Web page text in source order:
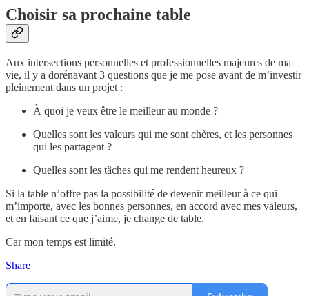
Choisir sa prochaine table
Aux intersections personnelles et professionnelles majeures de ma
vie, il y a dorénavant 3 questions que je me pose avant de m’investir
pleinement dans un projet :
À quoi je veux être le meilleur au monde ?
Quelles sont les valeurs qui me sont chères, et les personnes
qui les partagent ?
Quelles sont les tâches qui me rendent heureux ?
Si la table n’offre pas la possibilité de devenir meilleur à ce qui
m’importe, avec les bonnes personnes, en accord avec mes valeurs,
et en faisant ce que j’aime, je change de table.
Car mon temps est limité.
Share